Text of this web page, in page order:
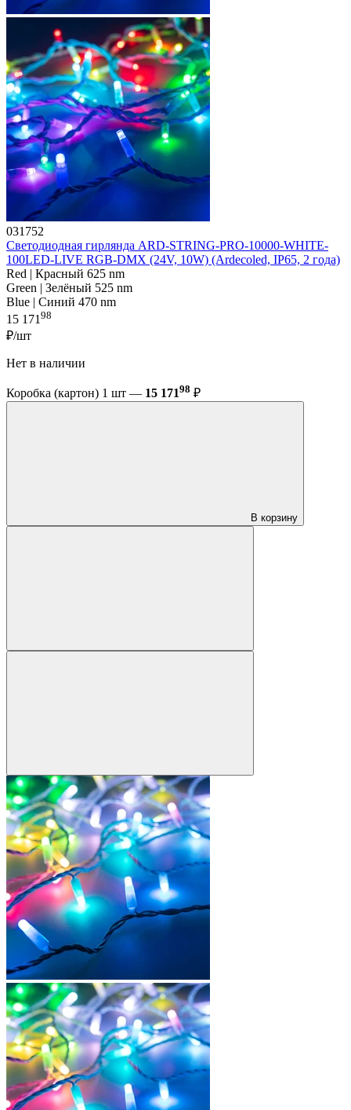
031752
Светодиодная гирлянда ARD-STRING-PRO-10000-WHITE-
100LED-LIVE RGB-DMX (24V, 10W) (Ardecoled, IP65, 2 года)
Red | Красный 625 nm
Green | Зелёный 525 nm
Blue | Синий 470 nm
15 171 98
₽/шт
Нет в наличии
Коробка (картон) 1 шт — 15 17198 ₽
В корзину